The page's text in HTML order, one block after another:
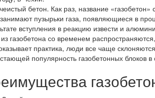
бетон. Как раз, название
пузырьки газа, появляющиеся в
вступления в реакцию извести и
газобетона со временем
практика, люди все чаще
популярность газобетонных блоков в